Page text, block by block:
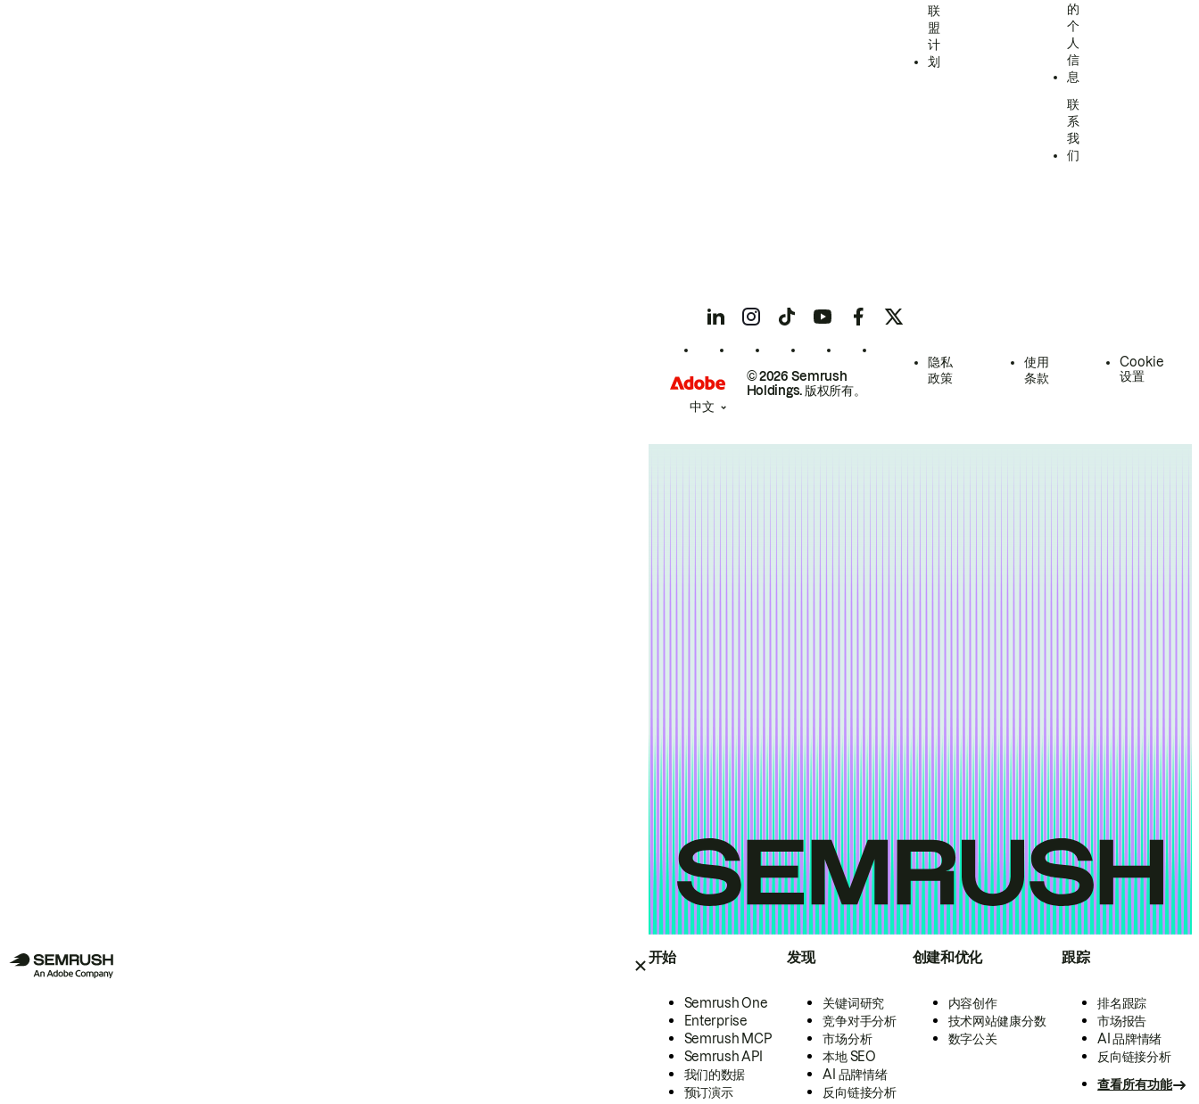
开始
Semrush One
Enterprise
Semrush MCP
Semrush API
我们的数据
预订演示
发现
关键词研究
竞争对手分析
市场分析
本地 SEO
AI 品牌情绪
反向链接分析
创建和优化
内容创作
技术网站健康分数
数字公关
跟踪
排名跟踪
市场报告
AI 品牌情绪
反向链接分析
查看所有功能
联
盟
计
划
的
个
人
信
息
联
系
我
们
© 2026 Semrush
Holdings. 版权所有。
隐私
政策
使用
条款
Cookie
设置
中文